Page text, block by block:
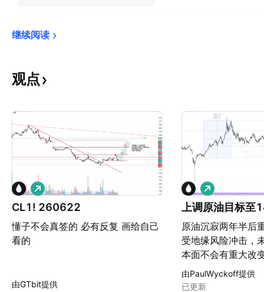
继续阅读
观点
CL1! 260622
懂子不会真签的 必有反复 画给自己
看的
做
多
由GTbit提供
上调原油目标至
原油沉寂两年半后
受地缘风险冲击，
本面不会有重大改
到140，中间一定
波拉升，抓主升浪
做
多
由PaulWyckoff提供
已更新